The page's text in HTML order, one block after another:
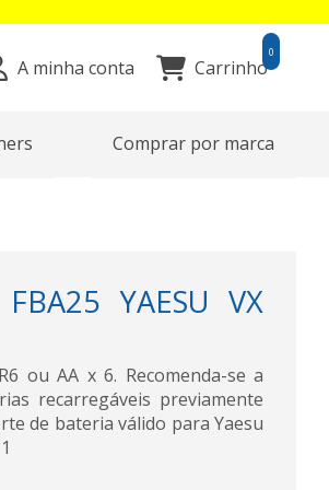
A minha conta Carrinho
0
Comprar por marca
YAESU VX
ou AA x 6. Recomenda-se a
recarregáveis previamente
de bateria válido para Yaesu